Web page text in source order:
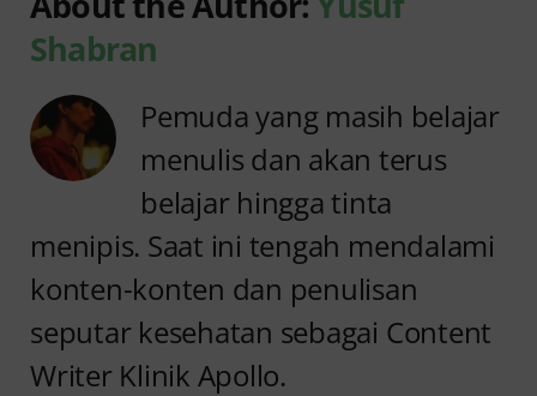
Shabran
Pemuda yang masih belajar
menulis dan akan terus
belajar hingga tinta
menipis. Saat ini tengah mendalami
konten-konten dan penulisan
seputar kesehatan sebagai Content
Writer Klinik Apollo.